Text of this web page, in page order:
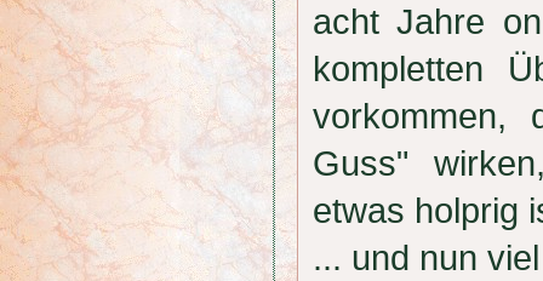
acht Jahre
kompletten
vorkommen,
Guss"
etwas holprig
... und nun